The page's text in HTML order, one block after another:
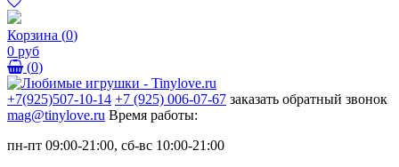
Корзина (0)
0 руб
(0)
+7(925)507-10-14 +7 (925) 006-07-67 заказать обратный звонок
mag@tinylove.ru Время работы:
пн-пт 09:00-21:00, сб-вс 10:00-21:00